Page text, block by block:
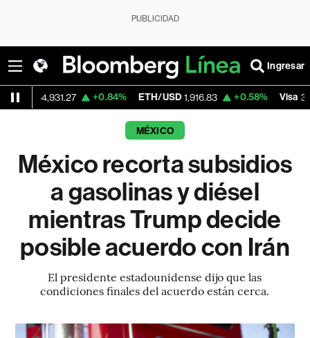
PUBLICIDAD
Ingresar
+0.84% ETH/USD 1,916.83 +0.58% Visa 362.50 -
MÉXICO
México recorta subsidios
a gasolinas y diésel
mientras Trump decide
posible acuerdo con Irán
El presidente estadounidense dijo que las
condiciones finales del acuerdo están cerca.